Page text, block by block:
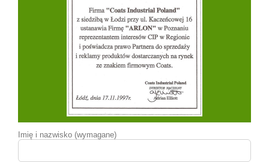
Imię i nazwisko (wymagane)